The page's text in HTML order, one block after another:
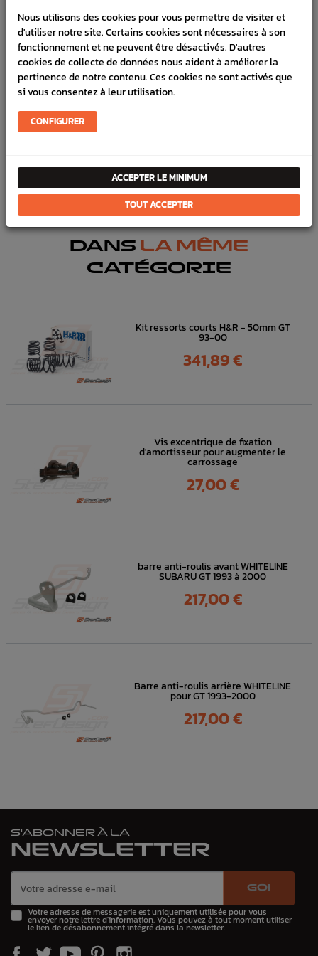
VÉHICULES COMPATIBLE
SCHÉMA CONSTRUCTEUR
Marque : POWERFLEX
Référence :2597
En stock :4
Silent bloc, rotules , tirants, triangles
DANS LA MÊME
CATÉGORIE
Kit ressorts courts H&R - 50mm GT
93-00
Prix
341,89 €
Vis excentrique de fixation
d'amortisseur pour augmenter le
carrossage
Prix
27,00 €
barre anti-roulis avant WHITELINE
SUBARU GT 1993 à 2000
Prix
217,00 €
Barre anti-roulis arrière WHITELINE
pour GT 1993-2000
Prix
217,00 €
S'ABONNER À LA
NEWSLETTER
GO!
Votre adresse de messagerie est uniquement utilisée pour vous
envoyer notre lettre d'information. Vous pouvez à tout moment utiliser
le lien de désabonnement intégré dans la newsletter.
Nous utilisons des cookies pour vous permettre de visiter et
d'utiliser notre site. Certains cookies sont nécessaires à son
fonctionnement et ne peuvent être désactivés. D'autres
cookies de collecte de données nous aident à améliorer la
pertinence de notre contenu. Ces cookies ne sont activés que
si vous consentez à leur utilisation.
CONFIGURER
ACCEPTER LE MINIMUM
TOUT ACCEPTER